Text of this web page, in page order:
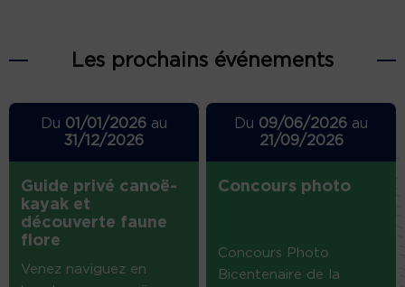
Les prochains événements
Du 01/01/2026au
31/12/2026
Guide privé canoë-
kayak et
découverte faune
flore
Venez naviguez en
Du 09/06/2026 au
21/09/2026
Concours photo
Concours Photo
Bicentenaire de la